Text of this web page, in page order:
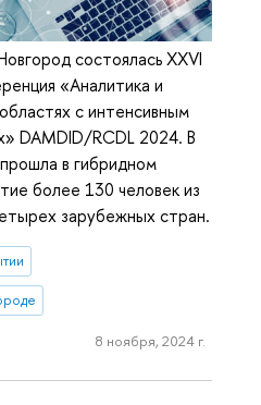
состоялась XXVI
«Аналитика и
с интенсивным
DAMDID/RCDL 2024. В
в гибридном
более 130 человек из
зарубежных стран.
8 ноября, 2024 г.